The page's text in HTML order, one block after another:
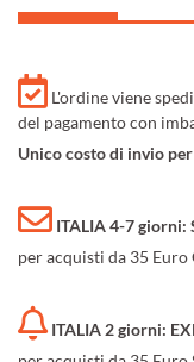
L'ordine viene
del pagamento con
Unico costo di invio
ITALIA 4-7 giorni:
per acquisti da 35 Euro
ITALIA 2 giorni: